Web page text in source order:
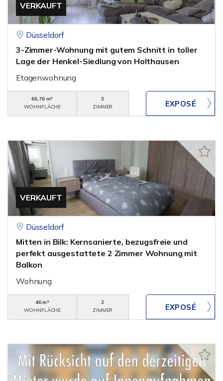
VERKAUFT
Düsseldorf
3-Zimmer-Wohnung mit gutem Schnitt in toller
Lage der Henkel-Siedlung von Holthausen
Etagenwohnung
66,76 m²
WOHNFLÄCHE
3
ZIMMER
VERKAUFT
Düsseldorf
Mitten in Bilk: Kernsanierte, bezugsfreie und
perfekt ausgestattete 2 Zimmer Wohnung mit
Balkon
Wohnung
46 m²
WOHNFLÄCHE
2
ZIMMER